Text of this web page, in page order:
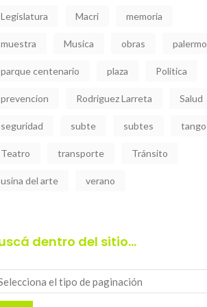
Legislatura Macri memoria
muestra Musica obras palermo
parque centenario plaza Politica
prevencion Rodriguez Larreta Salud
seguridad subte subtes tango
Teatro transporte Tránsito
usina del arte verano
dentro del sitio…